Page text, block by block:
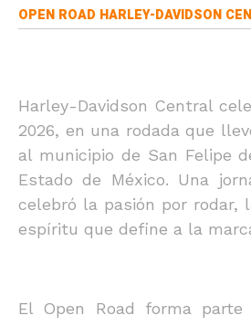
OPEN ROAD HARLEY-DAVIDSON
Harley-Davidson Central
2026, en una rodada que
al municipio de San Felipe
Estado de México. Una
celebró la pasión por rodar,
espíritu que define a la
El Open Road forma